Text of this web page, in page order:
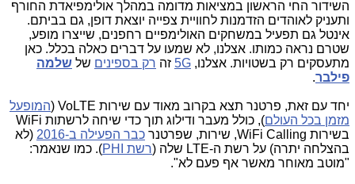
השידור החי הראשון במציאות מדומה במהלך אולימפיאדת החורף
ותעניק לאוהדים הזדמנות לחוויית צפייה יוצאת דופן, גם בביתם.
אינטל גם תפעיל במשחקים האולימפיים רחפנים, שייצרו מופע,
שטרם נראה כמותו. אצלנו, לא שמעו על דברים כאלה בכלל. כאן
מתעסקים רק בשטויות. אצלנו, 5G זה רק בספינים של שלמה
פילבר.
יחד עם זאת, פרטנר תצא בקרוב מאוד עם שירות VoLTE (
המופעל
מזמן בכל העולם
), כולל מעבר ודילוג תוך כדי שיחה לרשתות WiFi
בשירות WiFi Calling, שירות, שפרטנר
כבר הפעילה ב-2016
(לא
בהצלחה יתרה) על רשת ה-LTE שלה (
רשת PHI
). כמו שנאמר:
"מוטב מאוחר מאשר אף פעם לא".